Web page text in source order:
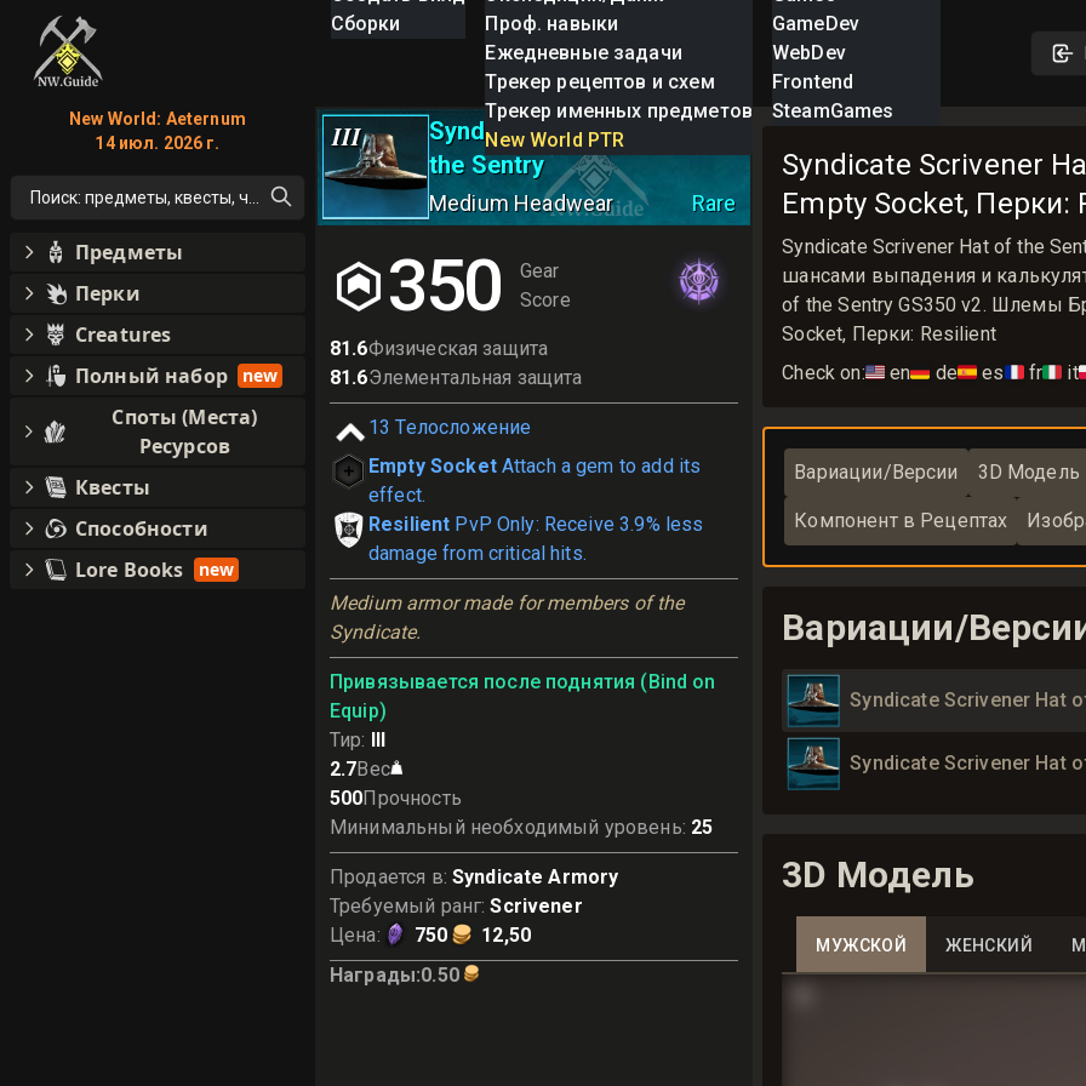
Сборки
Проф. навыки
Ежедневные задачи
Трекер рецептов и схем
Трекер именных предметов
New World PTR
GameDev
WebDev
Frontend
SteamGames
III
Syndicate Scrivener Hat of
the Sentry
Medium Headwear Rare
350
Gear
Score
81.6Физическая защита
81.6Элементальная защита
13 Телосложение
Empty Socket Attach a gem to add its
effect.
Resilient PvP Only: Receive 3.9% less
damage from critical hits.
Medium armor made for members of the
Syndicate.
Привязывается после поднятия (Bind on
Equip)
Тир: III
2.7Вес
500Прочность
Минимальный необходимый уровень: 25
Продается в: Syndicate Armory
Требуемый ранг: Scrivener
Цена: 750
12,50
Награды:0.50
Syndicate Scrivener
Empty Socket, Перки:
Syndicate Scrivener Hat of the
шансами выпадения и
of the Sentry GS350 v2. Шлемы
Socket, Перки: Resilient
Check on:🇺🇸 en🇩🇪 de🇪🇸 es🇫🇷 fr🇮🇹 it
Вариации/Версии 3D Модель
Компонент в Рецептах
Вариации/
Syndicate Scrivener Hat
Syndicate Scrivener Hat
3D Модель
МУЖСКОЙ ЖЕНСКИЙ
New World: Aeternum
14 июл. 2026 г.
Поиск: предметы, квесты, что угодно!
Предметы
Перки
Creatures
Полный набор
new
Споты (Места)
Ресурсов
Квесты
Способности
Lore Books
new